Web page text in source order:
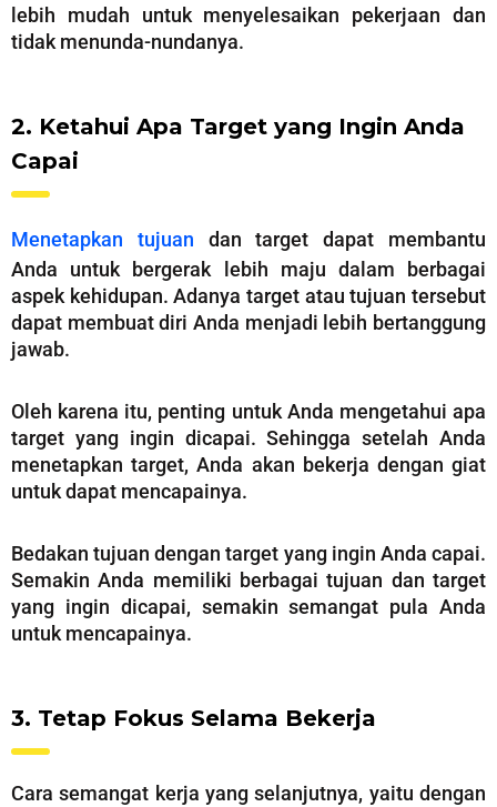
lebih mudah untuk menyelesaikan pekerjaan dan
tidak menunda-nundanya.
2. Ketahui Apa Target yang Ingin Anda
Capai
Menetapkan tujuan dan target dapat membantu
Anda untuk bergerak lebih maju dalam berbagai
aspek kehidupan. Adanya target atau tujuan tersebut
dapat membuat diri Anda menjadi lebih bertanggung
jawab.
Oleh karena itu, penting untuk Anda mengetahui apa
target yang ingin dicapai. Sehingga setelah Anda
menetapkan target, Anda akan bekerja dengan giat
untuk dapat mencapainya.
Bedakan tujuan dengan target yang ingin Anda capai.
Semakin Anda memiliki berbagai tujuan dan target
yang ingin dicapai, semakin semangat pula Anda
untuk mencapainya.
3. Tetap Fokus Selama Bekerja
Cara semangat kerja yang selanjutnya, yaitu dengan